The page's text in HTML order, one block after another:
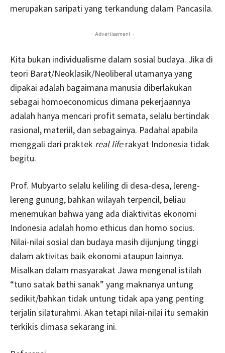
merupakan saripati yang terkandung dalam Pancasila.
- Advertisement -
Kita bukan individualisme dalam sosial budaya. Jika di
teori Barat/Neoklasik/Neoliberal utamanya yang
dipakai adalah bagaimana manusia diberlakukan
sebagai homoeconomicus dimana pekerjaannya
adalah hanya mencari profit semata, selalu bertindak
rasional, materiil, dan sebagainya. Padahal apabila
menggali dari praktek real liferakyat Indonesia tidak
begitu.
Prof. Mubyarto selalu keliling di desa-desa, lereng-
lereng gunung, bahkan wilayah terpencil, beliau
menemukan bahwa yang ada diaktivitas ekonomi
Indonesia adalah homo ethicus dan homo socius.
Nilai-nilai sosial dan budaya masih dijunjung tinggi
dalam aktivitas baik ekonomi ataupun lainnya.
Misalkan dalam masyarakat Jawa mengenal istilah
“tuno satak bathi sanak” yang maknanya untung
sedikit/bahkan tidak untung tidak apa yang penting
terjalin silaturahmi. Akan tetapi nilai-nilai itu semakin
terkikis dimasa sekarang ini.